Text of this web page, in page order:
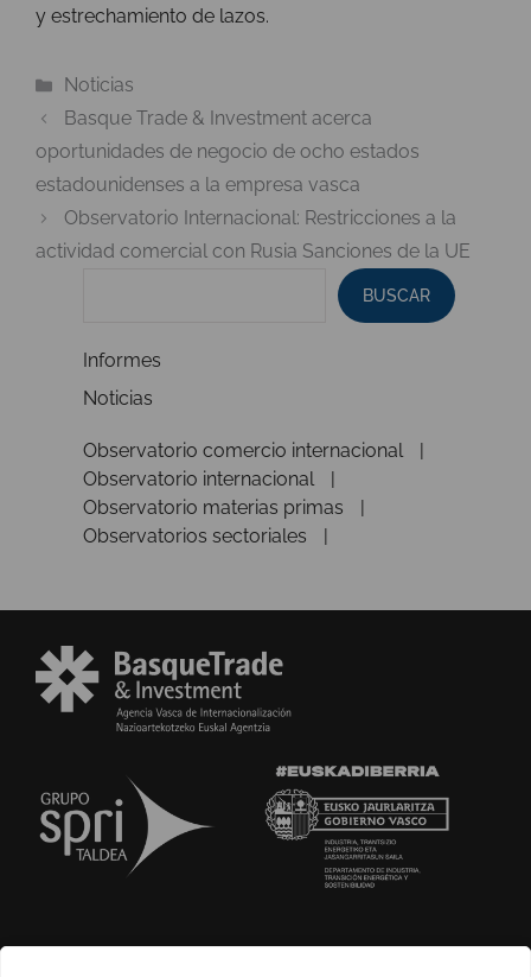
y estrechamiento de lazos.
Categorías
Noticias
Basque Trade & Investment acerca
oportunidades de negocio de ocho estados
estadounidenses a la empresa vasca
Observatorio Internacional: Restricciones a la
actividad comercial con Rusia Sanciones de la UE
BUSCAR
Informes
Noticias
Observatorio comercio internacional
Observatorio internacional
Observatorio materias primas
Observatorios sectoriales